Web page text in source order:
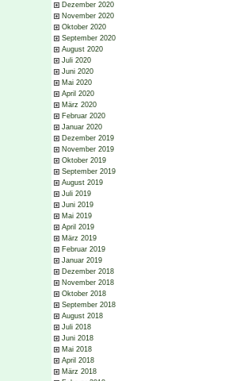
Dezember 2020
November 2020
Oktober 2020
September 2020
August 2020
Juli 2020
Juni 2020
Mai 2020
April 2020
März 2020
Februar 2020
Januar 2020
Dezember 2019
November 2019
Oktober 2019
September 2019
August 2019
Juli 2019
Juni 2019
Mai 2019
April 2019
März 2019
Februar 2019
Januar 2019
Dezember 2018
November 2018
Oktober 2018
September 2018
August 2018
Juli 2018
Juni 2018
Mai 2018
April 2018
März 2018